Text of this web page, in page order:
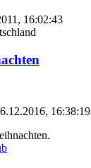
16:02:43
16:38:19